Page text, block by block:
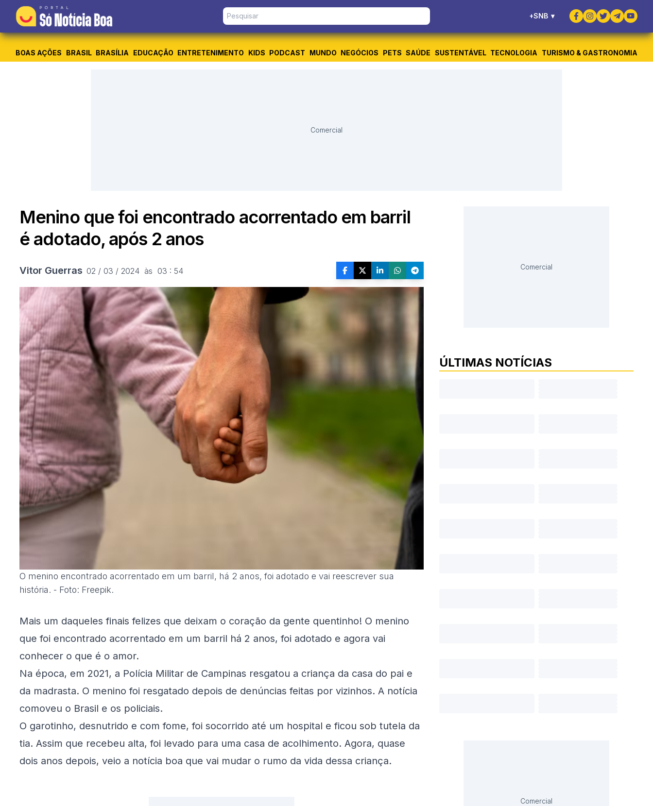
+SNB ▾
BOAS AÇÕES BRASIL BRASÍLIA EDUCAÇÃO ENTRETENIMENTO KIDS PODCAST MUNDO NEGÓCIOS PETS SAÚDE SUSTENTÁVEL TECNOLOGIA TURISMO & GASTRONOMIA
Comercial
Menino que foi encontrado acorrentado em barril
é adotado, após 2 anos
Vitor Guerras 02 / 03 / 2024  às  03 : 54
O menino encontrado acorrentado em um barril, há 2 anos, foi adotado e vai reescrever sua
história. - Foto: Freepik.
Mais um daqueles finais felizes que deixam o coração da gente quentinho! O menino
que foi encontrado acorrentado em um barril há 2 anos, foi adotado e agora vai
conhecer o que é o amor.
Na época, em 2021, a Polícia Militar de Campinas resgatou a criança da casa do pai e
da madrasta. O menino foi resgatado depois de denúncias feitas por vizinhos. A notícia
comoveu o Brasil e os policiais.
O garotinho, desnutrido e com fome, foi socorrido até um hospital e ficou sob tutela da
tia. Assim que recebeu alta, foi levado para uma casa de acolhimento. Agora, quase
dois anos depois, veio a notícia boa que vai mudar o rumo da vida dessa criança.
Comercial
ÚLTIMAS NOTÍCIAS
Comercial